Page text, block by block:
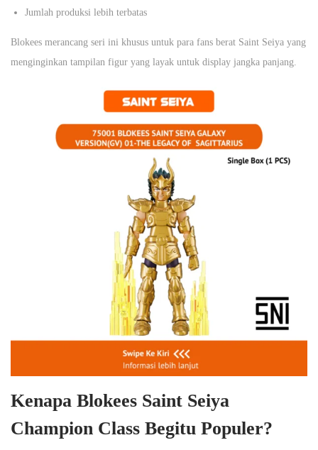
Jumlah produksi lebih terbatas
Blokees merancang seri ini khusus untuk para fans berat Saint Seiya yang
menginginkan tampilan figur yang layak untuk display jangka panjang.
Kenapa Blokees Saint Seiya
Champion Class Begitu Populer?